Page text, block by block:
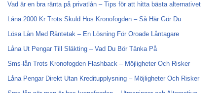
Vad är en bra ränta på privatlån – Tips för att hitta bästa alternativet
Låna 2000 Kr Trots Skuld Hos Kronofogden – Så Här Gör Du
Lösa Lån Med Räntetak – En Lösning För Oroade Låntagare
Låna Ut Pengar Till Släkting – Vad Du Bör Tänka På
Sms-lån Trots Kronofogden Flashback – Möjligheter Och Risker
Låna Pengar Direkt Utan Kreditupplysning – Möjligheter Och Risker